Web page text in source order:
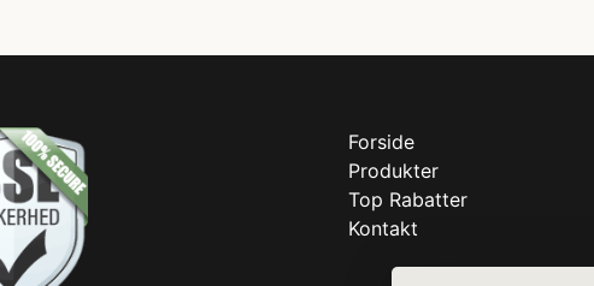
Forside
Produkter
Top Rabatter
Kontakt